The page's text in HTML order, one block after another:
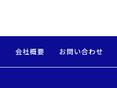
会社概要 お問い合わせ